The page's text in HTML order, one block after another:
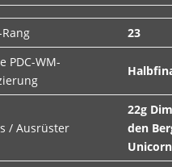
Rang
23
PDC-WM-
/ Ausrüster
22g
den
Unicorn